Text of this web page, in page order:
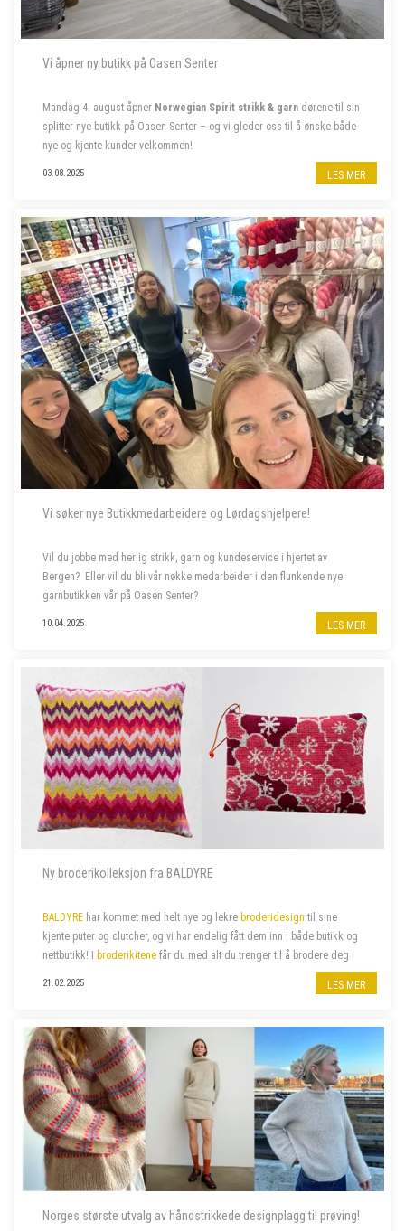
Vi åpner ny butikk på Oasen Senter
Mandag 4. august åpner Norwegian Spirit strikk & garn dørene til sin
splitter nye butikk på Oasen Senter – og vi gleder oss til å ønske både
nye og kjente kunder velkommen!
03.08.2025 LES MER
Vi søker nye Butikkmedarbeidere og Lørdagshjelpere!
Vil du jobbe med herlig strikk, garn og kundeservice i hjertet av
Bergen? Eller vil du bli vår nøkkelmedarbeider i den flunkende nye
garnbutikken vår på Oasen Senter?
Vi søker to nye butikkmedarbeidere i 100 % stilling, og lørdagshjelp til
10.04.2025 LES MER
Ny broderikolleksjon fra BALDYRE
BALDYRE har kommet med helt nye og lekre broderidesign til sine
kjente puter og clutcher, og vi har endelig fått dem inn i både butikk og
nettbutikk! I broderikitene får du med alt du trenger til å brodere deg
21.02.2025 LES MER
Norges største utvalg av håndstrikkede designplagg til prøving!